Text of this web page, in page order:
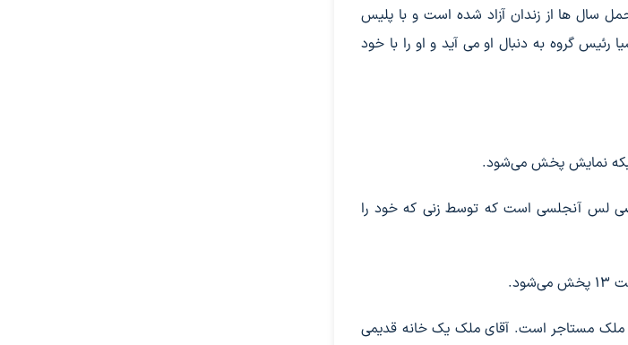
سال ها از زندان آزاد شده است و با پلیس
رئیس گروه به دنبال او می آید و او را با خود
لس آنجلسی است که توسط زنی که خود را
ملک مستاجر است. آقای ملک یک خانه قدیمی